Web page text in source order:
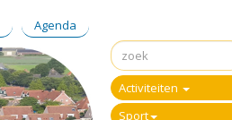
Agenda
Activiteiten
Sport